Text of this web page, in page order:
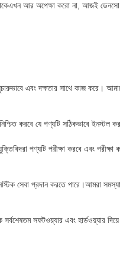
থাকেএখন আর অপেক্ষা করো না, আজই
এবং দক্ষতার সাথে কাজ করে।
করবে যে পণ্যটি সঠিকভাবে ইনস্টল
পণ্যটি পরীক্ষা করবে এবং পরীক্ষা
সেবা প্রদান করতে পারে।আমরা
সফটওয়্যার এবং হার্ডওয়্যার